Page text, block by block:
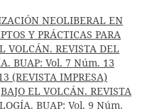
NEOLIBERAL EN
Y PRÁCTICAS PARA
VOLCÁN. REVISTA DEL
BUAP: Vol. 7 Núm. 13
(REVISTA IMPRESA)
BAJO EL VOLCÁN. REVISTA
BUAP: Vol. 9 Núm.